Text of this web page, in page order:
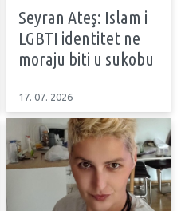
Seyran Ateş: Islam i
LGBTI identitet ne
moraju biti u sukobu
17. 07. 2026